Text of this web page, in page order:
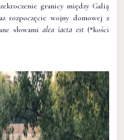
granicy między Galią
rozpoczęcie wojny domowej z
słowami alea iacta est (“kości